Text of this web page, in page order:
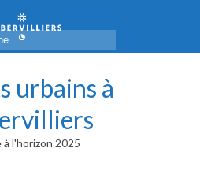
urbains à
à l'horizon 2025